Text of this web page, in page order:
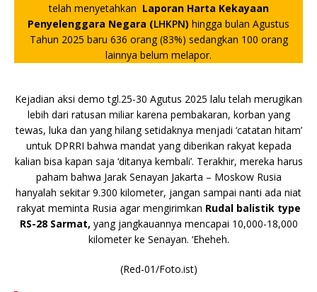
telah menyetahkan Laporan Harta Kekayaan
Penyelenggara Negara (LHKPN) hingga bulan Agustus
Tahun 2025 baru 636 orang (83%) sedangkan 100 orang
lainnya belum melapor.
Kejadian aksi demo tgl.25-30 Agutus 2025 lalu telah merugikan
lebih dari ratusan miliar karena pembakaran, korban yang
tewas, luka dan yang hilang setidaknya menjadi ‘catatan hitam’
untuk DPRRI bahwa mandat yang diberikan rakyat kepada
kalian bisa kapan saja ‘ditanya kembali’. Terakhir, mereka harus
paham bahwa Jarak Senayan Jakarta – Moskow Rusia
hanyalah sekitar 9.300 kilometer, jangan sampai nanti ada niat
rakyat meminta Rusia agar mengirimkan Rudal balistik type
RS-28 Sarmat, yang jangkauannya mencapai 10,000-18,000
kilometer ke Senayan. ‘Eheheh.
(Red-01/Foto.ist)